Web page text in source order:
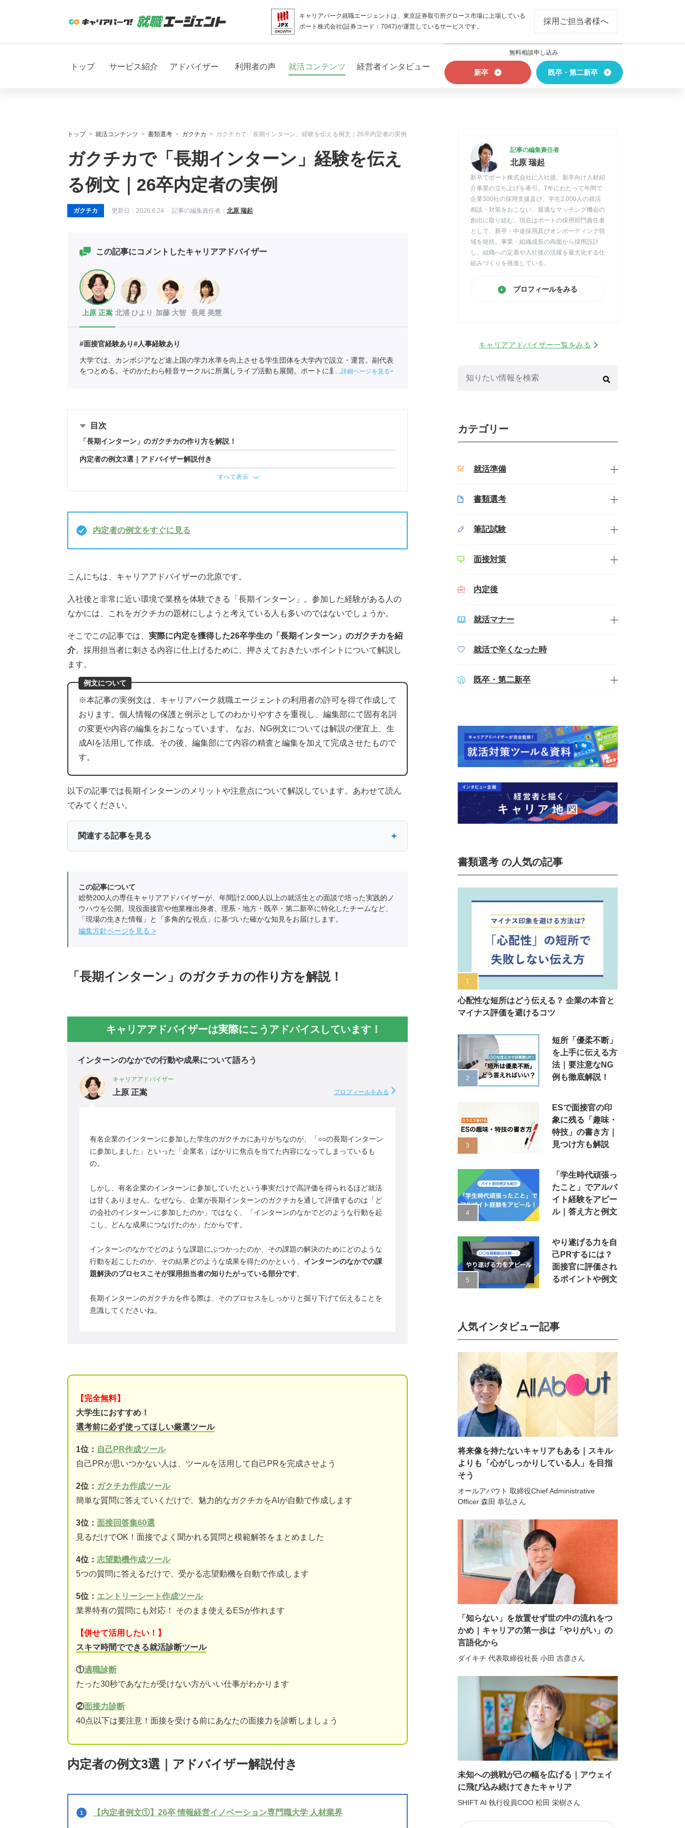
キャリアパーク就職エージェントは、東京証券取引所グロース市場に上場している
ポート株式会社(証券コード：7047)が運営しているサービスです。
採用ご担当者様へ
トップ サービス紹介 アドバイザー 利用者の声 就活コンテンツ 経営者インタビュー
無料相談申し込み
新卒 既卒・第二新卒
トップ 就活コンテンツ 書類選考 ガクチカ ガクチカで「長期インターン」経験を伝える例文｜26卒内定者の実例
ガクチカで「長期インターン」経験を伝え
る例文｜26卒内定者の実例
ガクチカ 更新日： 2026.6.24 記事の編集責任者： 北原 瑞起
この記事にコメントしたキャリアアドバイザー
上原 正嵩 北浦 ひより 加藤 大智 長尾 美慧
#面接官経験あり#人事経験あり
大学では、カンボジアなど途上国の学力水準を向上させる学生団体を大学内で設立・運営。副代表
をつとめる。そのかたわら軽音サークルに所属しライブ活動も展開。ポートに新卒入社。全国民営
詳細ページを見る
目次
「長期インターン」のガクチカの作り方を解説！
内定者の例文3選｜アドバイザー解説付き
すべて表示
内定者の例文をすぐに見る
こんにちは、キャリアアドバイザーの北原です。
入社後と非常に近い環境で業務を体験できる「長期インターン」。参加した経験がある人の
なかには、これをガクチカの題材にしようと考えている人も多いのではないでしょうか。
そこでこの記事では、 実際に内定を獲得した26卒学生の「長期インターン」のガクチカを紹
介。採用担当者に刺さる内容に仕上げるために、押さえておきたいポイントについて解説し
ます。
例文について
※本記事の実例文は、キャリアパーク就職エージェントの利用者の許可を得て作成して
おります。個人情報の保護と例示としてのわかりやすさを重視し、編集部にて固有名詞
の変更や内容の編集をおこなっています。 なお、NG例文については解説の便宜上、生
成AIを活用して作成。その後、編集部にて内容の精査と編集を加えて完成させたもので
す。
以下の記事では長期インターンのメリットや注意点について解説しています。あわせて読ん
でみてください。
関連する記事を見る
この記事について
総勢200人の専任キャリアアドバイザーが、年間計2,000人以上の就活生との面談で培った実践的ノ
ウハウを公開。現役面接官や他業種出身者、理系・地方・既卒・第二新卒に特化したチームなど、
「現場の生きた情報」と「多角的な視点」に基づいた確かな知見をお届けします。
編集方針ページを見る
「長期インターン」のガクチカの作り方を解説！
キャリアアドバイザーは実際にこうアドバイスしています！
インターンのなかでの行動や成果について語ろう
キャリアアドバイザー
上原 正嵩 プロフィールをみる
有名企業のインターンに参加した学生のガクチカにありがちなのが、「○○の長期インターン
に参加しました」といった「企業名」ばかりに焦点を当てた内容になってしまっているも
の。
しかし、有名企業のインターンに参加していたという事実だけで高評価を得られるほど就活
は甘くありません。なぜなら、企業が長期インターンのガクチカを通して評価するのは「ど
の会社のインターンに参加したのか」ではなく、「インターンのなかでどのような行動を起
こし、どんな成果につなげたのか」だからです。
インターンのなかでどのような課題にぶつかったのか、その課題の解決のためにどのような
行動を起こしたのか、その結果どのような成果を得たのかという、 インターンのなかでの課
題解決のプロセスこそが採用担当者の知りたがっている部分です。
長期インターンのガクチカを作る際は、そのプロセスをしっかりと掘り下げて伝えることを
意識してくださいね。
【完全無料】
大学生におすすめ！
選考前に必ず使ってほしい厳選ツール
1位： 自己PR作成ツール
自己PRが思いつかない人は、ツールを活用して自己PRを完成させよう
2位： ガクチカ作成ツール
簡単な質問に答えていくだけで、魅力的なガクチカをAIが自動で作成します
3位： 面接回答集60選
見るだけでOK！面接でよく聞かれる質問と模範解答をまとめました
4位： 志望動機作成ツール
5つの質問に答えるだけで、受かる志望動機を自動で作成します
5位： エントリーシート作成ツール
業界特有の質問にも対応！ そのまま使えるESが作れます
【併せて活用したい！】
スキマ時間でできる就活診断ツール
①適職診断
たった30秒であなたが受けない方がいい仕事がわかります
②面接力診断
40点以下は要注意！面接を受ける前にあなたの面接力を診断しましょう
内定者の例文3選｜アドバイザー解説付き
【内定者例文①】26卒 情報経営イノベーション専門職大学 人材業界
記事の編集責任者
北原 瑞起
新卒でポート株式会社に入社後、新卒向け人材紹
介事業の立ち上げを牽引。7年にわたって年間で
企業300社の採用支援及び、学生2,000人の就活
相談・対策をおこない、最適なマッチング機会の
創出に取り組む。現在はポートの採用部門責任者
として、新卒・中途採用及びオンボーディング領
域を統括。事業・組織成長の両面から採用設計
し、組織への定着や入社後の活躍を最大化する仕
組みづくりを推進している。
プロフィールをみる
キャリアアドバイザー一覧をみる
カテゴリー
就活準備
書類選考
筆記試験
面接対策
内定後
就活マナー
就活で辛くなった時
既卒・第二新卒
書類選考 の人気の記事
心配性な短所はどう伝える？ 企業の本音と
マイナス評価を避けるコツ
短所「優柔不断」
を上手に伝える方
法｜要注意なNG
例も徹底解説！
ESで面接官の印
象に残る「趣味・
特技」の書き方｜
見つけ方も解説
「学生時代頑張っ
たこと」でアルバ
イト経験をアピー
ル｜答え方と例文
やり遂げる力を自
己PRするには？
面接官に評価され
るポイントや例文
人気インタビュー記事
将来像を持たないキャリアもある｜スキル
よりも「心がしっかりしている人」を目指
そう
オールアバウト 取締役Chief Administrative
Officer 森田 恭弘さん
「知らない」を放置せず世の中の流れをつ
かめ｜キャリアの第一歩は「やりがい」の
言語化から
ダイキチ 代表取締役社長 小田 吉彦さん
未知への挑戦が己の幅を広げる｜アウェイ
に飛び込み続けてきたキャリア
SHIFT AI 執行役員COO 松田 栄樹さん